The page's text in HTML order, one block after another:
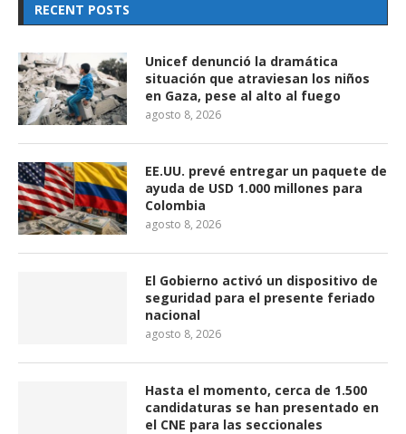
RECENT POSTS
Unicef denunció la dramática
situación que atraviesan los niños
en Gaza, pese al alto al fuego
agosto 8, 2026
EE.UU. prevé entregar un paquete de
ayuda de USD 1.000 millones para
Colombia
agosto 8, 2026
El Gobierno activó un dispositivo de
seguridad para el presente feriado
nacional
agosto 8, 2026
Hasta el momento, cerca de 1.500
candidaturas se han presentado en
el CNE para las seccionales